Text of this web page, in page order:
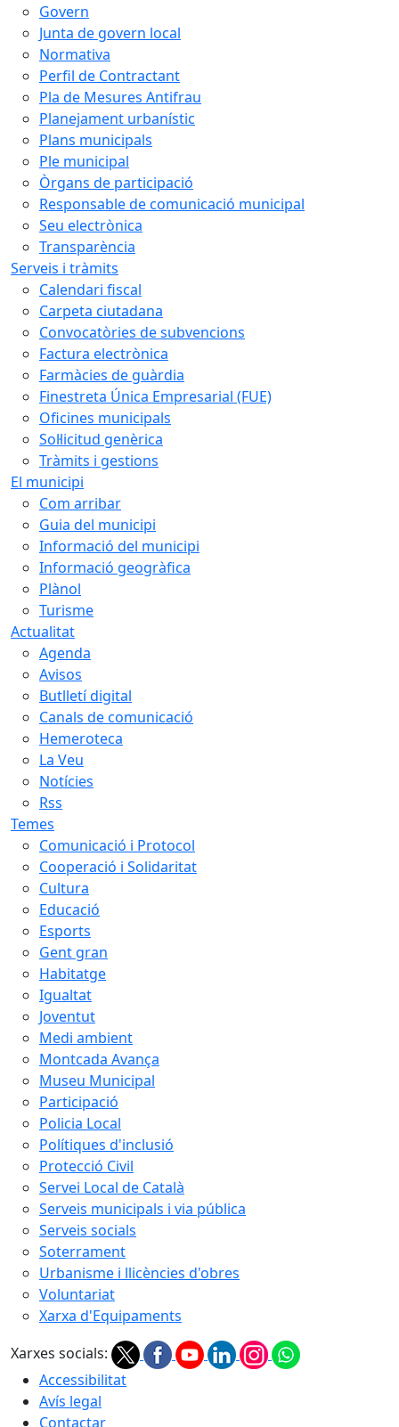
Govern
Junta de govern local
Normativa
Perfil de Contractant
Pla de Mesures Antifrau
Planejament urbanístic
Plans municipals
Ple municipal
Òrgans de participació
Responsable de comunicació municipal
Seu electrònica
Transparència
Serveis i tràmits
Calendari fiscal
Carpeta ciutadana
Convocatòries de subvencions
Factura electrònica
Farmàcies de guàrdia
Finestreta Única Empresarial (FUE)
Oficines municipals
Sol·licitud genèrica
Tràmits i gestions
El municipi
Com arribar
Guia del municipi
Informació del municipi
Informació geogràfica
Plànol
Turisme
Actualitat
Agenda
Avisos
Butlletí digital
Canals de comunicació
Hemeroteca
La Veu
Notícies
Rss
Temes
Comunicació i Protocol
Cooperació i Solidaritat
Cultura
Educació
Esports
Gent gran
Habitatge
Igualtat
Joventut
Medi ambient
Montcada Avança
Museu Municipal
Participació
Policia Local
Polítiques d'inclusió
Protecció Civil
Servei Local de Català
Serveis municipals i via pública
Serveis socials
Soterrament
Urbanisme i llicències d'obres
Voluntariat
Xarxa d'Equipaments
Xarxes socials:
Accessibilitat
Avís legal
Contactar